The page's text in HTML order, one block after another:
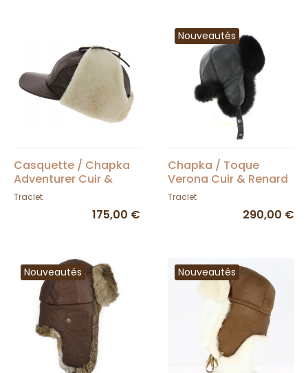
Casquette / Chapka
Adventurer Cuir &
Agneau Marron -
Traclet
175,00 €
Nouveautés
Chapka / Toque
Verona Cuir & Renard
- Traclet
Traclet
290,00 €
Nouveautés Nouveautés